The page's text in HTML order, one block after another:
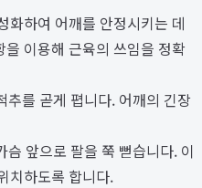
화하여 어깨를 안정시키는 데
을 이용해 근육의 쓰임을 정확
추를 곧게 폅니다. 어깨의 긴장
앞으로 팔을 쭉 뻗습니다. 이
치하도록 합니다.